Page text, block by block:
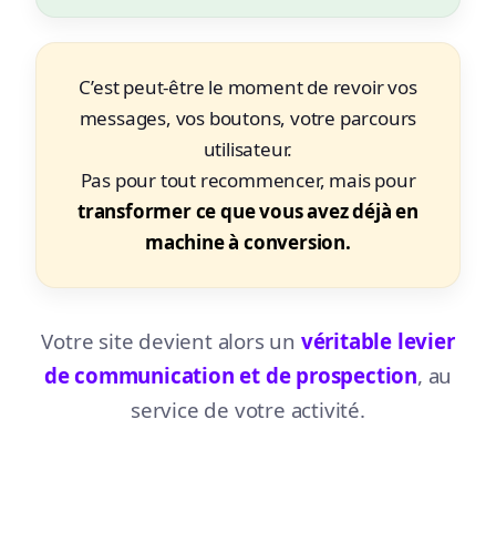
C’est peut-être le moment de revoir vos
messages, vos boutons, votre parcours
utilisateur.
Pas pour tout recommencer, mais pour
transformer ce que vous avez déjà en
machine à conversion.
Votre site devient alors un véritable levier
de communication et de prospection, au
service de votre activité.